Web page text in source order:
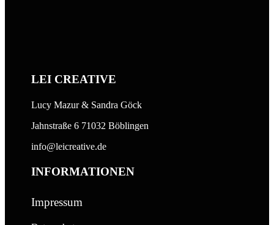
LEI CREATIVE
Lucy Mazur & Sandra Göck
Jahnstraße 6 71032 Böblingen
info@leicreative.de
INFORMATIONEN
Impressum